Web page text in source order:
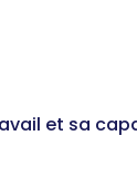
et sa